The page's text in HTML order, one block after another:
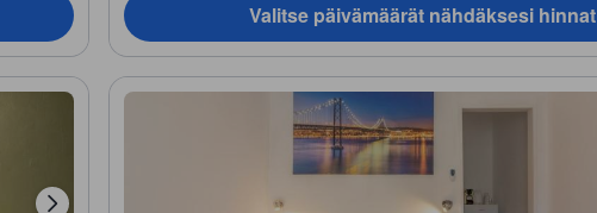
Valitse päivämäärät nähdäksesi hinnat